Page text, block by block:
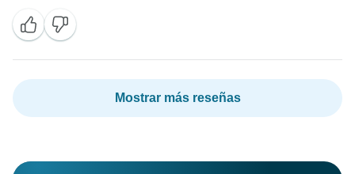
Mostrar más reseñas